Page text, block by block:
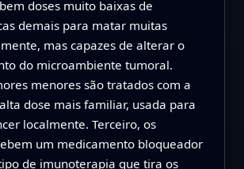
doses muito baixas de
demais para matar muitas
mas capazes de alterar o
do microambiente tumoral.
menores são tratados com a
dose mais familiar, usada para
localmente. Terceiro, os
um medicamento bloqueador
de imunoterapia que tira os